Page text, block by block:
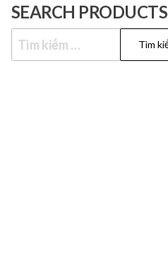
SEARCH PRODUCTS
Tìm
kiếm